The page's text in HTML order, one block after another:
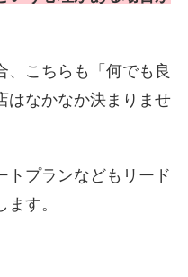
、こちらも「何でも良
はなかなか決まりませ
トプランなどもリード
す。